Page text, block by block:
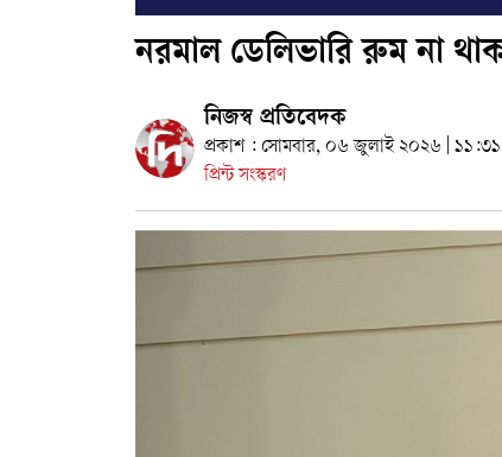
নরমাল ডেলিভারি রুম না
নিজস্ব প্রতিবেদক
প্রকাশ : সোমবার, ০৬ জুলাই ২০২৬ |
প্রিন্ট সংস্করণ